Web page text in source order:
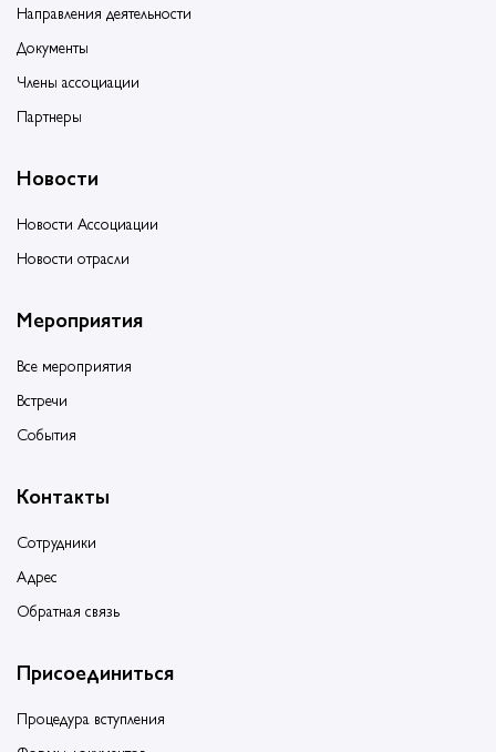
Направления деятельности
Документы
Члены ассоциации
Партнеры
Новости
Новости Ассоциации
Новости отрасли
Мероприятия
Все мероприятия
Встречи
События
Контакты
Сотрудники
Адрес
Обратная связь
Присоединиться
Процедура вступления